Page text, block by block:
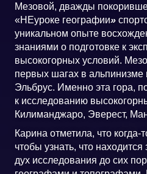
Мезовой, дважды
«НЕуроке географии»
уникальном опыте
знаниями о подготовке к
высокогорных условий.
первых шагах в
Эльбрус. Именно эта гора,
к исследованию
Килиманджаро, Эверест,
Карина отметила, что
чтобы узнать, что
дух исследования до сих